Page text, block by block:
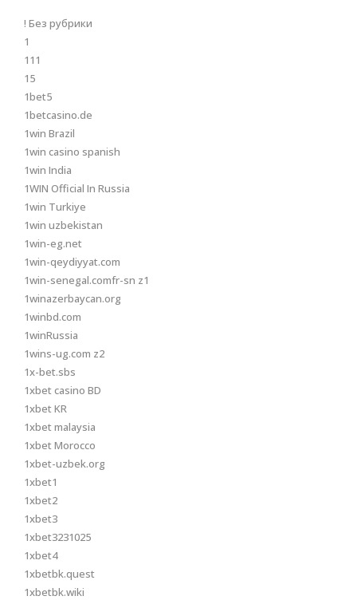
! Без рубрики
1
111
15
1bet5
1betcasino.de
1win Brazil
1win casino spanish
1win India
1WIN Official In Russia
1win Turkiye
1win uzbekistan
1win-eg.net
1win-qeydiyyat.com
1win-senegal.comfr-sn z1
1winazerbaycan.org
1winbd.com
1winRussia
1wins-ug.com z2
1x-bet.sbs
1xbet casino BD
1xbet KR
1xbet malaysia
1xbet Morocco
1xbet-uzbek.org
1xbet1
1xbet2
1xbet3
1xbet3231025
1xbet4
1xbetbk.quest
1xbetbk.wiki